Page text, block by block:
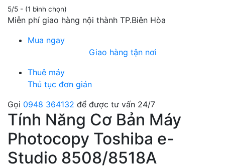
5/5 - (1 bình chọn)
Miễn phí giao hàng nội thành TP.Biên Hòa
Mua ngay
Giao hàng tận nơi
Thuê máy
Thủ tục đơn giản
Gọi 0948 364132 để được tư vấn 24/7
Tính Năng Cơ Bản Máy
Photocopy Toshiba e-
Studio 8508/8518A